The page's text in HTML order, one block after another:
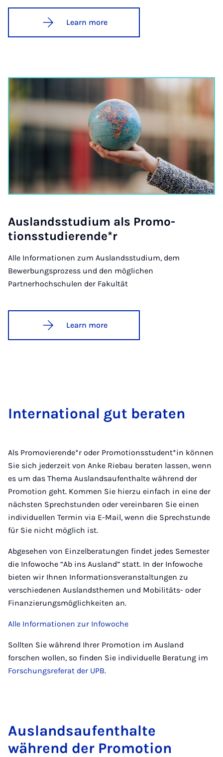
Learn more
Aus­landsstu­di­um als Pro­mo­
tionsstud­i­er­ende*r
Alle Informationen zum Auslandsstudium, dem
Bewerbungsprozess und den möglichen
Partnerhochschulen der Fakultät
Learn more
In­ter­na­tion­al gut be­raten
Als Promovierende*r oder Promotionsstudent*in können
Sie sich jederzeit von Anke Riebau beraten lassen, wenn
es um das Thema Auslandsaufenthalte während der
Promotion geht. Kommen Sie hierzu einfach in eine der
nächsten Sprechstunden oder vereinbaren Sie einen
individuellen Termin via E-Mail, wenn die Sprechstunde
für Sie nicht möglich ist.
Abgesehen von Einzelberatungen findet jedes Semester
die Infowoche “Ab ins Ausland” statt. In der Infowoche
bieten wir Ihnen Informationsveranstaltungen zu
verschiedenen Auslandsthemen und Mobilitäts- oder
Finanzierungsmöglichkeiten an.
Alle Informationen zur Infowoche
Sollten Sie während Ihrer Promotion im Ausland
forschen wollen, so finden Sie individuelle Beratung im
Forschungsreferat der UPB.
Auslandsaufenthalte
während der Promotion